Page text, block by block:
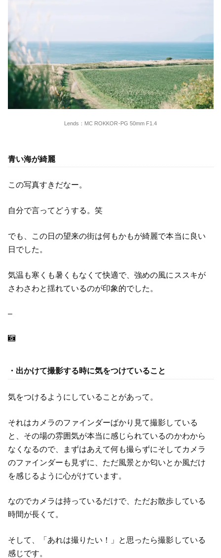
Lends：MC ROKKOR-PG 50mm F1.4
青い海が綺麗
この写真すきだなー。
自分で言ってどうする。笑
でも、この日の望来の街は何もかもが綺麗で本当に良い
日でした。
気温も寒くも暑くもなくて快適で、強めの風にススキが
さわさわと揺れているのが印象的でした。
–
・ 出かけて撮影する時に気をつけていること
気をつけるようにしていることがあって。
それはカメラのファインダーばかり見て撮影している
と、その場の雰囲気が本当に感じられているのかわから
なくなるので、まずはあえて何も撮らずにそしてカメラ
のファインダーも見ずに、ただ風景とか匂いとか風だけ
を感じるように心がけています。
なのでカメラは持っているだけで、ただお散歩している
時間が長くて。
そして、「あれは撮りたい！」と思ったら撮影している
感じです。